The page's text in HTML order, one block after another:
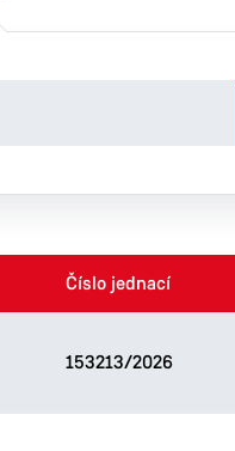
Číslo jednací
153213/2026
Číslo jednací